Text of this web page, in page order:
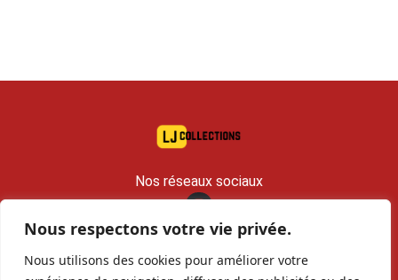
Nous respectons votre vie privée.
Nous utilisons des cookies pour améliorer votre
Nos réseaux sociaux
contact@lj-collections.com
RCS 979 374 147 Romans